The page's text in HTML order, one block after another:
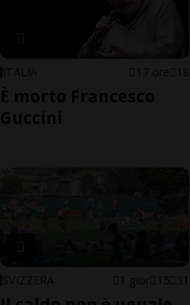
ITALIA 17 ore 18
È morto Francesco
Guccini
SVIZZERA 1 gior 15 31